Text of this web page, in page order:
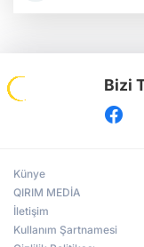
Bizi
Künye
QIRIM MEDİA
İletişim
Kullanım Şartnamesi